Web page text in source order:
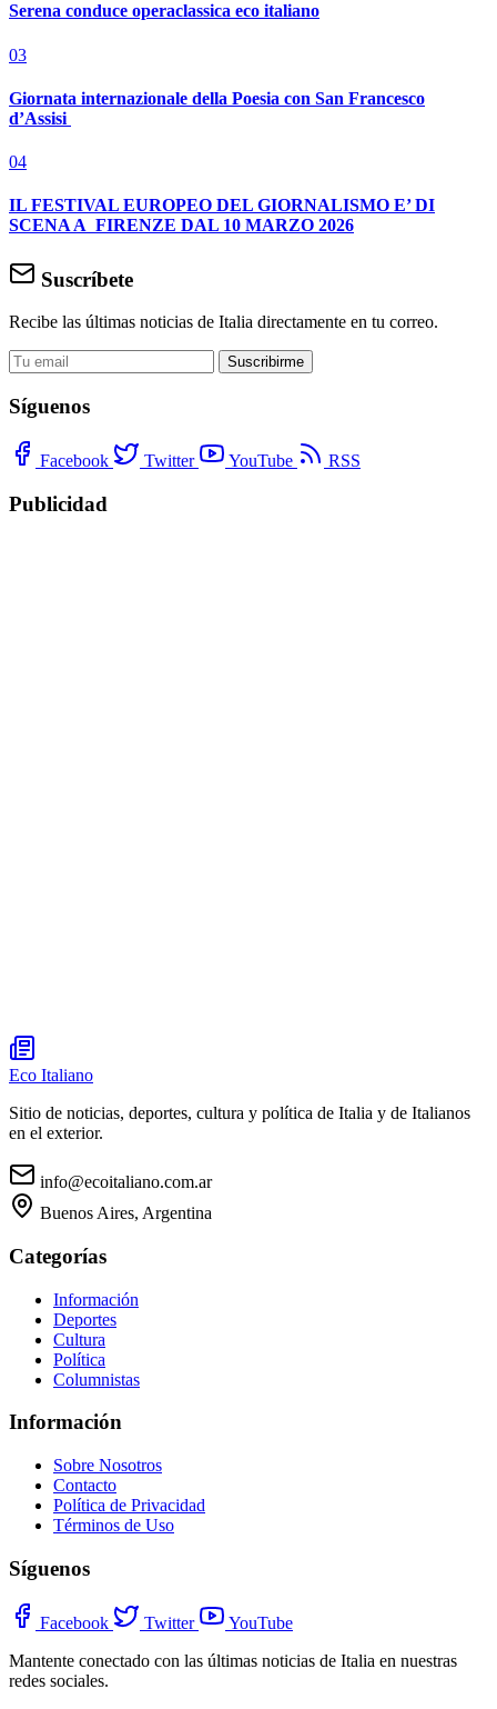
Serena conduce operaclassica eco italiano
03
Giornata internazionale della Poesia con San Francesco
d’Assisi
04
IL FESTIVAL EUROPEO DEL GIORNALISMO E’ DI
SCENA A FIRENZE DAL 10 MARZO 2026
Suscríbete
Recibe las últimas noticias de Italia directamente en tu correo.
Suscribirme
Síguenos
Facebook Twitter YouTube RSS
Publicidad
Eco Italiano
Sitio de noticias, deportes, cultura y política de Italia y de Italianos
en el exterior.
info@ecoitaliano.com.ar
Buenos Aires, Argentina
Categorías
Información
Deportes
Cultura
Política
Columnistas
Información
Sobre Nosotros
Contacto
Política de Privacidad
Términos de Uso
Síguenos
Facebook Twitter
YouTube
Mantente conectado con las últimas noticias de Italia en nuestras
redes sociales.